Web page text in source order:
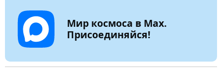
Мир космоса в Max.
Присоединяйся!